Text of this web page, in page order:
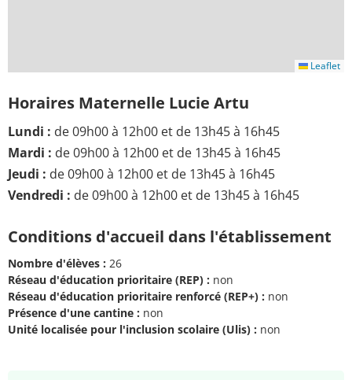
Leaflet
Horaires Maternelle Lucie Artu
Lundi : de 09h00 à 12h00 et de 13h45 à 16h45
Mardi : de 09h00 à 12h00 et de 13h45 à 16h45
Jeudi : de 09h00 à 12h00 et de 13h45 à 16h45
Vendredi : de 09h00 à 12h00 et de 13h45 à 16h45
Conditions d'accueil dans l'établissement
Nombre d'élèves : 26
Réseau d'éducation prioritaire (REP) : non
Réseau d'éducation prioritaire renforcé (REP+) : non
Présence d'une cantine : non
Unité localisée pour l'inclusion scolaire (Ulis) : non